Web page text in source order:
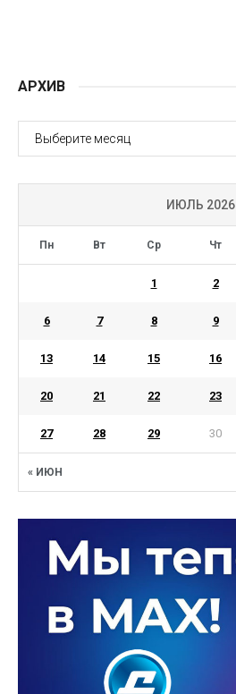
АРХИВ
АРХИВ
ИЮЛЬ 2026
Пн Вт Ср Чт
« ИЮН
1 2
6 7 8 9
13 14 15 16
20 21 22 23
27 28 29 30